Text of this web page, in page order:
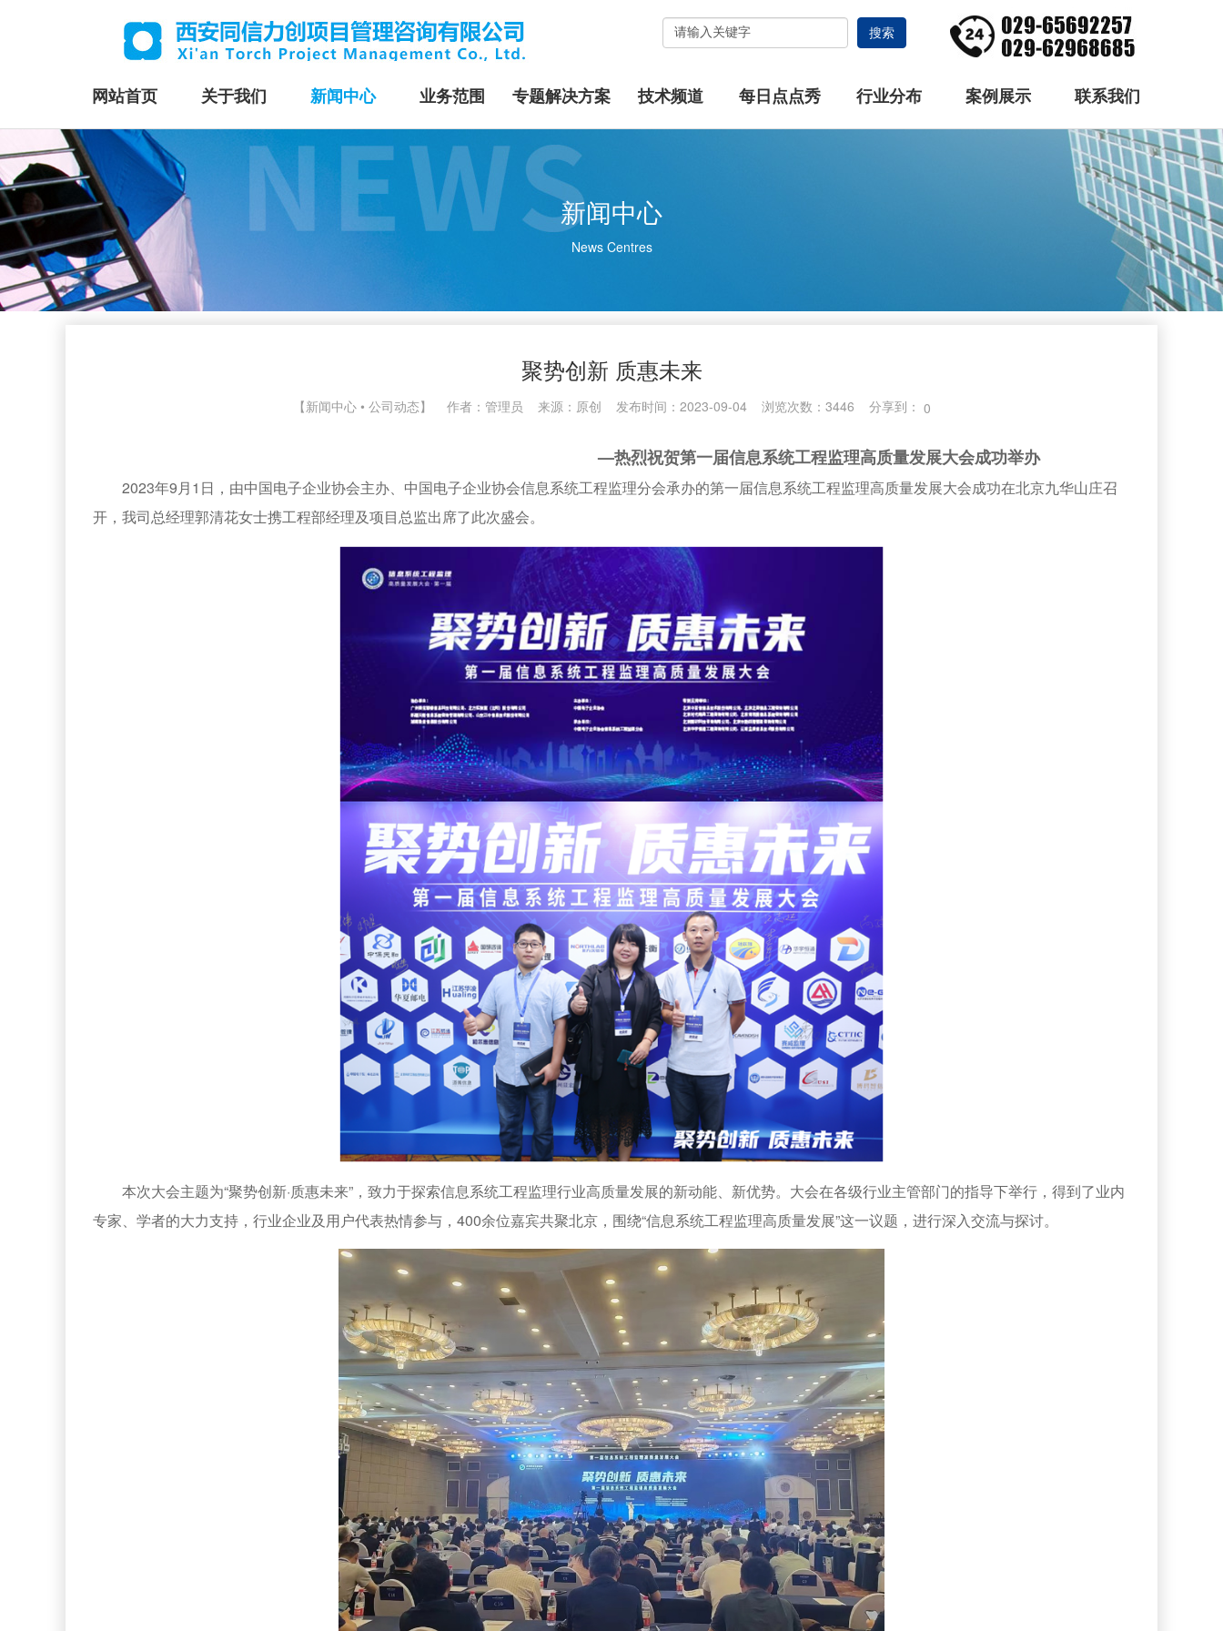
搜索
网站首页 关于我们 新闻中心 业务范围 专题解决方案 技术频道 每日点点秀 行业分布 案例展示 联系我们
新闻中心
News Centres
聚势创新 质惠未来
【新闻中心 • 公司动态】 作者：管理员 来源： 原创 发布时间：2023-09-04 浏览次数：3446 分享到： 0
—热烈祝贺第一届信息系统工程监理高质量发展大会成功举办
2023年9月1日，由中国电子企业协会主办、中国电子企业协会信息系统工程监理分会承办的第一届信息系统工程监理高质量发展大会成功在北京九华山庄召
开，我司总经理郭清花女士携工程部经理及项目总监出席了此次盛会。
本次大会主题为“聚势创新·质惠未来”，致力于探索信息系统工程监理行业高质量发展的新动能、新优势。大会在各级行业主管部门的指导下举行，得到了业内
专家、学者的大力支持，行业企业及用户代表热情参与，400余位嘉宾共聚北京，围绕“信息系统工程监理高质量发展”这一议题，进行深入交流与探讨。